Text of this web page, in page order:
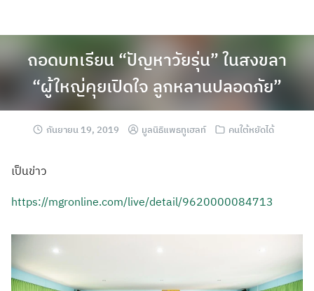
ถอดบทเรียน “ปัญหาวัยรุ่น” ในสงขลา
“ผู้ใหญ่คุยเปิดใจ ลูกหลานปลอดภัย”
กันยายน 19, 2019 มูลนิธิแพธทูเฮลท์ คนใต้หยัดได้
เป็นข่าว
https://mgronline.com/live/detail/9620000084713